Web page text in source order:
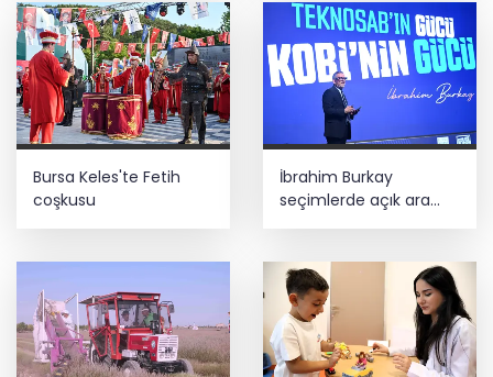
sığmaz
İş Bankası Grubu üst yönetiminde görev
değişimi
Bursa Keles'te Fetih
coşkusu
İbrahim Burkay
seçimlerde açık ara
önde! Dev lansmanda